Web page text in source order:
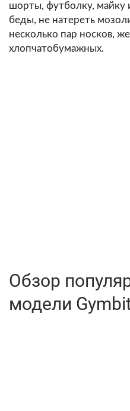
шорты, футболку, майку
беды, не натереть
несколько пар носков,
хлопчатобумажных.
Обзор
модели